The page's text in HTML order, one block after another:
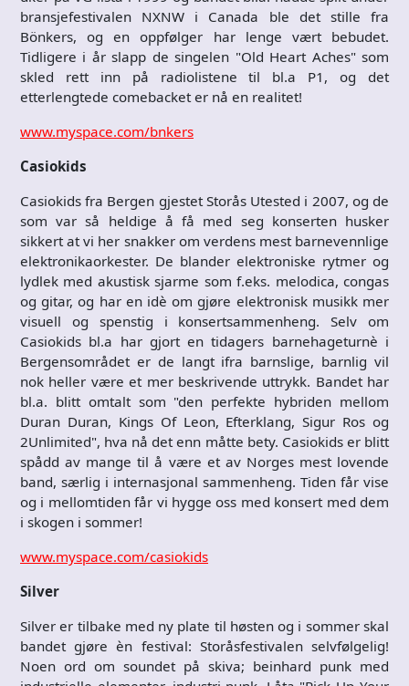
bransjefestivalen NXNW i Canada ble det stille fra
Bönkers, og en oppfølger har lenge vært bebudet.
Tidligere i år slapp de singelen "Old Heart Aches" som
skled rett inn på radiolistene til bl.a P1, og det
etterlengtede comebacket er nå en realitet!
www.myspace.com/bnkers
Casiokids
Casiokids fra Bergen gjestet Storås Utested i 2007, og de
som var så heldige å få med seg konserten husker
sikkert at vi her snakker om verdens mest barnevennlige
elektronikaorkester. De blander elektroniske rytmer og
lydlek med akustisk sjarme som f.eks. melodica, congas
og gitar, og har en idè om gjøre elektronisk musikk mer
visuell og spenstig i konsertsammenheng. Selv om
Casiokids bl.a har gjort en tidagers barnehageturnè i
Bergensområdet er de langt ifra barnslige, barnlig vil
nok heller være et mer beskrivende uttrykk. Bandet har
bl.a. blitt omtalt som "den perfekte hybriden mellom
Duran Duran, Kings Of Leon, Efterklang, Sigur Ros og
2Unlimited", hva nå det enn måtte bety. Casiokids er blitt
spådd av mange til å være et av Norges mest lovende
band, særlig i internasjonal sammenheng. Tiden får vise
og i mellomtiden får vi hygge oss med konsert med dem
i skogen i sommer!
www.myspace.com/casiokids
Silver
Silver er tilbake med ny plate til høsten og i sommer skal
bandet gjøre èn festival: Storåsfestivalen selvfølgelig!
Noen ord om soundet på skiva; beinhard punk med